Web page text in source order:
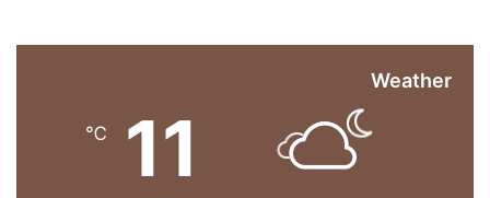
قلوب اللبنانيين بمشهدٍ شعبي استثنائي يهزّ الساحة
Weather
11
℃